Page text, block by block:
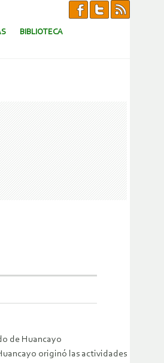
BIBLIOTECA
de Huancayo
originó las actividades